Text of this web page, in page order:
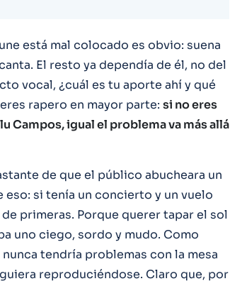
está mal colocado es obvio: suena
El resto ya dependía de él, no del
vocal, ¿cuál es tu aporte ahí y qué
rapero en mayor parte: si no eres
Campos, igual el problema va más allá
de que el público abucheara un
si tenía un concierto y un vuelo
primeras. Porque querer tapar el sol
uno ciego, sordo y mudo. Como
tendría problemas con la mesa
reproduciéndose. Claro que, por